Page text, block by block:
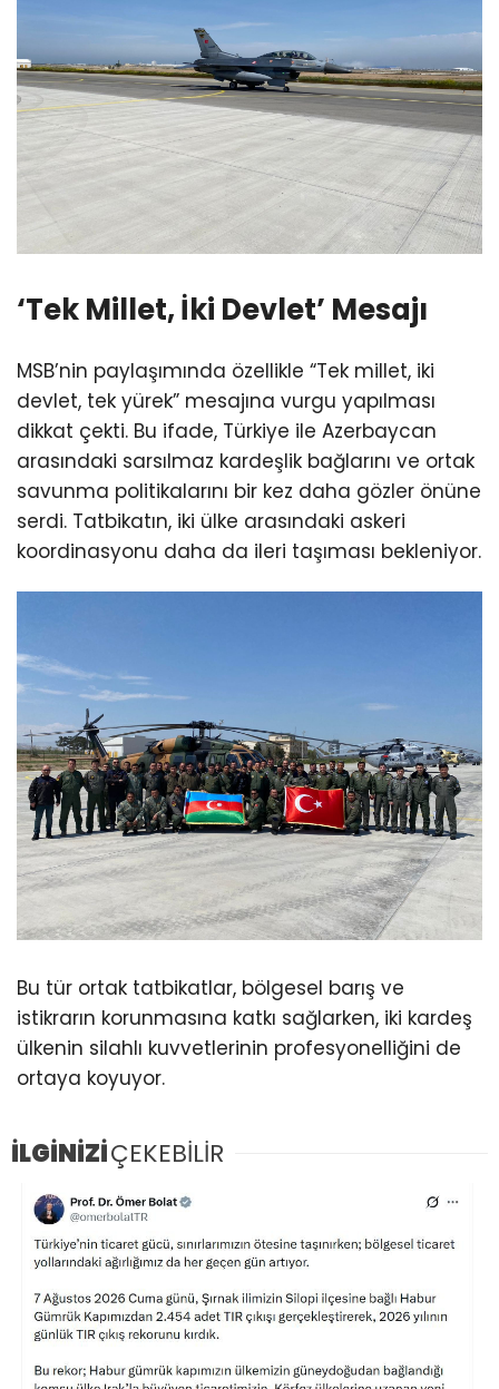
‘Tek Millet, İki Devlet’ Mesajı
MSB’nin paylaşımında özellikle “Tek millet, iki
devlet, tek yürek” mesajına vurgu yapılması
dikkat çekti. Bu ifade, Türkiye ile Azerbaycan
arasındaki sarsılmaz kardeşlik bağlarını ve ortak
savunma politikalarını bir kez daha gözler önüne
serdi. Tatbikatın, iki ülke arasındaki askeri
koordinasyonu daha da ileri taşıması bekleniyor.
Bu tür ortak tatbikatlar, bölgesel barış ve
istikrarın korunmasına katkı sağlarken, iki kardeş
ülkenin silahlı kuvvetlerinin profesyonelliğini de
ortaya koyuyor.
İLGİNİZİÇEKEBİLİR